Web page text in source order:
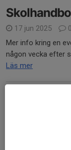
17 jun 2025
Mer info kring en
någon vecka efter
Läs mer